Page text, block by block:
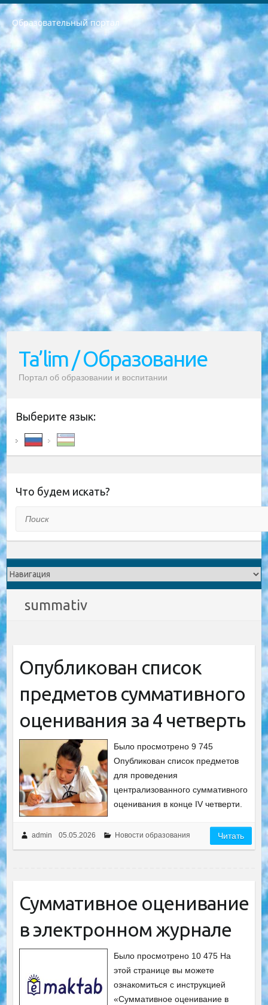
Образовательный портал
РЕСПУБЛИКА УЗБЕКИСТАН МИНИСТРЕРСТВО ДОШКОЛЬНОГО И ШКОЛЬНОГО ОБРАЗОВАНИЯ КОМАНДА в общеобразовательных учреждениях в 2023-2024 учебном году организация и проведение итоговой государственной аттестации обучающихся о Министра дошкольного и школьного образования Республики Узбекистан от 4 марта 2008 года (постановлением Минюста от 20 марта 2008 года № 1778 государственной регистрации) «Итоговое состояние учащихся общего среднего образования на основании положения об утверждении положения об аттестации общего среднего образования выпускной экзамен студентов в образовательных учреждениях в 2023-2024 учебном году В целях организации и прохождения аттестации приказываю: 1. Следующее: перечень предметов, по которым будет проводиться итоговая государственная аттестация и экзамен формы перевода согласно приложению 1; сертификаты международного образца, оценивающие уровень владения иностранными языками перечень согласно приложению 2; 2. Педагогический при специализированных образовательных учреждениях. научно-практический центр квалификации и международной оценки (Д.Давидова) 2024 г. До 25 марта: задания по предметам, по которым будет проводиться итоговая аттестация разработка и утверждение технических условий; итоговая аттестация на основании разработанного предметного задания разработка вопросов по предметам (устно и письменно), экзамен передача; общеобразовательные средние школы и специальные учебные заведения учащиеся выпускных классов школ и интернатов в агентской системе подготовка базы данных экзаменационных материалов и критериев оценки; перевод базы экзаменационных материалов на все языки обучения подать в Республиканский образовательный центр для изготовления; варианты экзаменов на основе разработанных контрольных материалов пусть будут поставлены задачи формирования. 3. Республиканский образовательный центр (Ш.Худайкулов) до 5 апреля 2024 года. до: база данных предоставленных экзаменационных материалов на все языки обучения перевод и экспертиза; для слепых, слабовидящих, глухих, слабослышащих и умственно отсталых детей учащиеся выпускных классов специализированных школ и школ-интернатов база данных экзаменационных материалов на всех преподаваемых языках подготовка критериев оценки; специализированные школы для умственно отсталых детей и технологии для учащихся выпускных классов школ-интернатов разработка соответствующих рекомендаций и критериев проведения ЕГЭ по естествознанию давать задания. 4. Педагогический при специализированных образовательных учреждениях. Научно-практический центр навыков и международной оценки (Д.Давидова), Республика образовательный центр (Худайкулов Ш.) итоговый государственный аттестационный экзамен ориентирован на творческое и логическое мышление при подготовке базы материалов учитывать введение заданий. 5. Следует отметить, что: сертификат государственного образца о знании общеобразовательного предмета и как минимум национальный уровень B1 по предметам на иностранных языках, указанным в Приложении 2. или международно признанный сертификат эквивалентного уровня студенты, изучающие определенный предмет, освобождаются от экзамена; по соответствующим предметам запланирована итоговая государственная аттестация за день до дня, путем жеребьевки Рабочей группой (в письменной форме по предметам, проводимым в форме) из числа сформированных вариантов выбрано 2 варианта; 2 выбранных варианта экзамена анонсированы на официальном сайте министерства и все выпускники по всей стране на основе этих вариантов проводит итоговую государственную аттестацию. 6. Государственное образование учащихся средних общеобразовательных учреждений. знания в соответствии с квалификационными требованиями, которые необходимо приобрести на основании стандартов итоговый (выпускной) контроль для 9 и 11 классов в целях тестирования Экзамены (далее – экзамены) состоят из предметов, перечисленных в приложении 1. будет сделано. 7. Экзамены пройдут с 26 мая по 15 июня 2024 г. (кроме науки физического воспитания). 8. Физическая для учащихся 9 классов общесредних образовательных учреждений. Экзамены по предмету «Образование, квалификация медицина» 1-6 мая 2024 года. сотрудники перевести под присмотр (с отклонениями в физическом или умственном развитии) специализированная школа для детей, школы-интернаты и со сколиозом школы-интернаты санаторного типа для больных детей исключены). 9. Он был слепым, слабовидящим и имел нарушения опорно-двигательного аппарата. экзамены в специализированных школах и интернатах для детей должны проводиться исходя из требований, предъявляемых к общеобразовательным учреждениям (физкультура кроме науки). 10. Специализированная школа для глухих и слабослышащих детей. и экзамены в интернатах и быть реализован в виде письменного теста по математике. 11. Специальность для умственно отсталых детей. Для 9 класса Родной язык и литературное письмо Государственный язык (язык обучения – узбекский). для неклассов) написано Математическое письмо Письменная/устная история Узбекистана Физическое воспитание практично Итоговый контроль Для 11 класса Написание родного языка и литературы (эссе) Математическое письмо Узбекский язык (обучение на узбекском языке) не посещающее общее среднее образование для учреждений)/Образовательное учреждение выбор письменный и устный Иностранный язык письменный/устный Письменная/устная история Узбекистана *По выбору студента:  Химия  Физика  Основы государственного права  География 10 бесплатных образовательных ресурсов - Мы составили подборку онлайн-проектов с интерактивными упражнениями, видеолекциями и статьями. Они помогут вам обрести новые и освежить старые знания бесплатно. 1. «ИНТУИТ» Старейшая образовательная площадка Рунета. Здесь вы найдёте сотни текстовых и видеокурсов на десятки различных тем — от программирования до психологии. Многие курсы подготовлены российскими университетами и крупными международными компаниями вроде Intel и Microsoft. Самостоятельное обучение бесплатное, но желающие могут оплатить услуги персональных наставников. 2. «Смартия» знакомит с актуальными профессиями и подсказывает, как им обучаться. Выбрав заинтересовавшую вас специальность — SMM-специалист, фотограф, веб-дизайнер или другую, — увидите список необходимых для неё умений. Чтобы вы могли освоить их самостоятельно, для каждого умения площадка отображает подборку ссылок на учебные материалы. Хотя «Смартия» ориентируется на русскоязычную аудиторию, часть контента всё же доступна только на английском. 3. «Лекторий Физтеха» Проект Московского физико-технического института (Физтеха). С его помощью вы можете смотреть онлайн серии лекций, записанные на видео в этом вузе. В числе доступных предметов — физика, биология, химия, информационные технологии и другие. К некоторым лекциям администрация ресурса прилагает готовые конспекты, которые можно скачивать в PDF-формате. 4. ITMOcourses Онлайн-площадка Санкт-Петербургского национального исследовательского университета информационных технологий, механики и оптики (ИТМО). Ресурс предоставляет свободный доступ к курсам, разработанным в этом вузе. Каталог материалов разбит на четыре категории: «Оптические системы и технологии», «Приборостроение и робототехника», «Информационные технологии» и «Биотехнологии». Курсы состоят из видеолекций, интерактивных демонстраций и заданий. 5. «КиберЛенинка» Электронная научная библиотека открытого доступа. Каталог площадки регулярно обрастает текстами статей из различных научных изданий. Сгруппированные по журналам и рубрикам публикации можно читать онлайн или скачивать целиком в PDF-формате. Проект нацелен на популяризацию науки за счёт открытого доступа к качественной информации. 6. «ПостНаука» На этом ресурсе публикуют подборки видеолекций, составленные экспертами из разных отраслей и объединённые общими темами. Среди них, к примеру, есть серии «Биоинформатика и геномика», «Культура средневековой Скандинавии» и Cinema Studies о теории кино. Каждая подборка лекций — логически связанная история, рассказанная экспертом от первого лица. Кроме того, на сайте появляются научно-образовательные статьи и тесты на разные темы. 7. «Newочём» Команда проекта «Newочём» отбирает самые интересные тексты из англоязычных СМИ и переводит те из них, за которые голосуют участники сообщества «ВКонтакте». По большей части это научно-популярные статьи. Редакторы придумывают лишь заголовки, в остальном содержание переводов соответствует оригиналам. Полные тексты можно читать прямо в социальной сети. 8. InternetUrok Онлайн-база материалов по основным дисциплинам школьной программы. Информация на сайте структурирована по классам, предметам и темам (урокам). Каждый урок состоит из видеолекций и конспектов. Есть также интерактивные тренажёры и тесты для закрепления пройденного материала. Даже если вы давно окончили школу, возможность повторить программу старших классов всегда может пригодиться. 9. Edutainme Ещё один ресурс об образовании. В отличие от Newtonew, как мне кажется, Edutainme больше ориентируется на представителей индустрии: педагогов, предпринимателей, разработчиков образовательных проектов. Но и любой, кто просто стремится к саморазвитию, найдёт на сайте много полезного и интересного для себя. Например, информацию о новых курсах и образовательных сервисах. 10. Newtonew Онлайн-медиа об образовании и обучении в широком смысле. Авторы Newtonew пишут об инструментах, заведениях, тактиках и стратегиях, которые помогают учить других и получать новые знания самостоятельно. На этой площадке вы найдёте новости, обзоры, аналитические мат
Ta’lim / Образование
Портал об образовании и воспитании
Выберите язык:
Что будем искать?
summativ
Опубликован список
предметов суммативного
оценивания за 4 четверть
Было просмотрено 9 745
Опубликован список предметов
для проведения
централизованного суммативного
оценивания в конце IV четверти.
admin 05.05.2026 Новости образования Читать
Суммативное оценивание
в электронном журнале
Было просмотрено 10 475 На
этой странице вы можете
ознакомиться с инструкцией
«Суммативное оценивание в